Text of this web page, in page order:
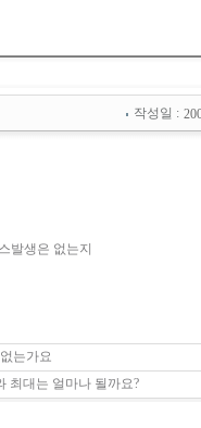
작성일 :
야만하는지....
발생은 없는지
는가요
최대는 얼마나 될까요?